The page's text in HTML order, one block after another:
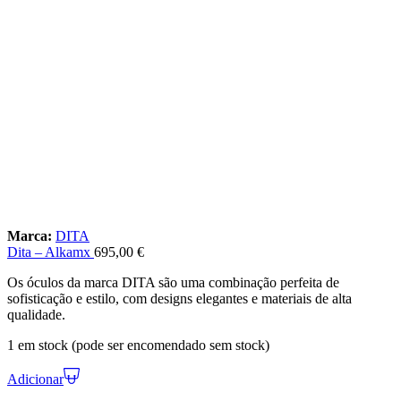
Marca: DITA
Dita – Alkamx 695,00 €
Os óculos da marca DITA são uma combinação perfeita de
sofisticação e estilo, com designs elegantes e materiais de alta
qualidade.
1 em stock (pode ser encomendado sem stock)
Adicionar